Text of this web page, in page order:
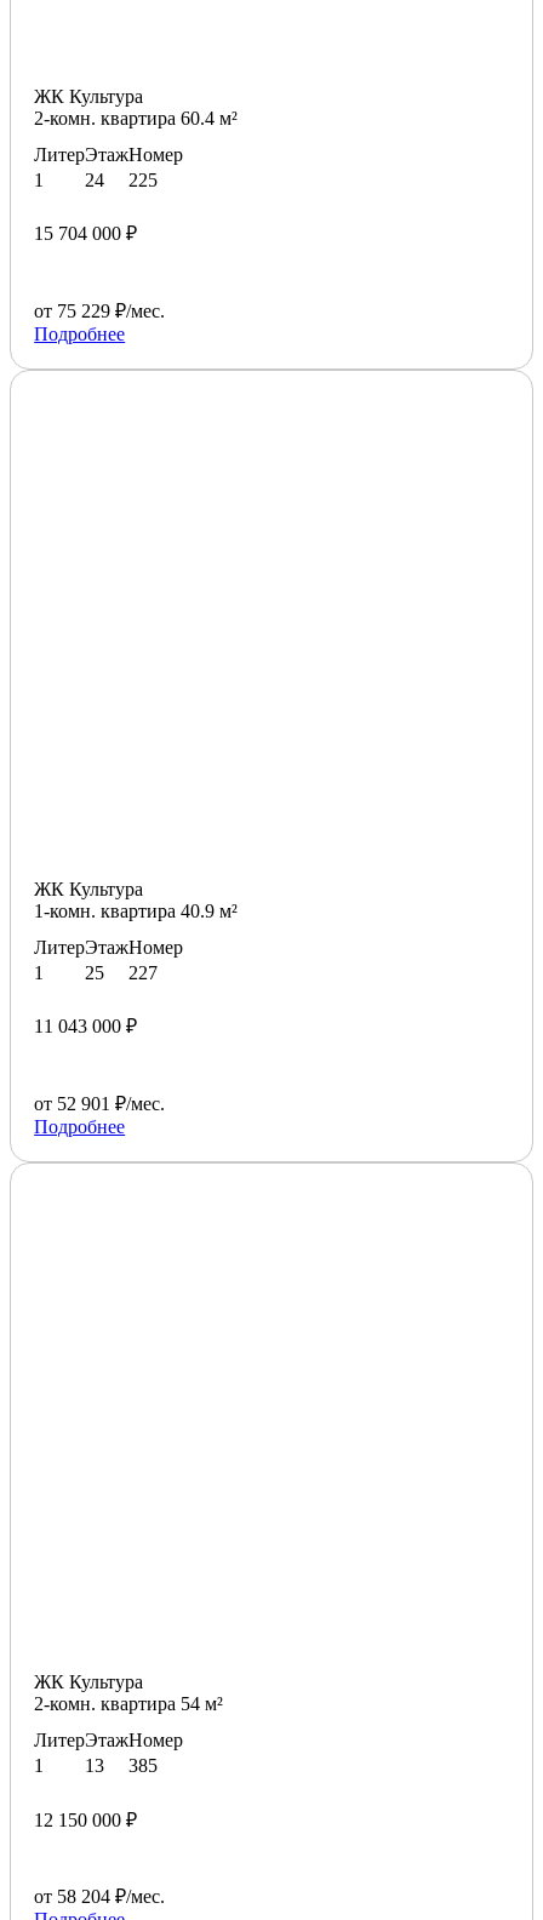
ЖК Культура
2-комн. квартира 60.4 м²
Литер
1
Этаж
24
Номер
225
15 704 000 ₽
от 75 229 ₽/мес.
Подробнее
ЖК Культура
1-комн. квартира 40.9 м²
Литер
1
Этаж
25
Номер
227
11 043 000 ₽
от 52 901 ₽/мес.
Подробнее
ЖК Культура
2-комн. квартира 54 м²
Литер
1
Этаж
13
Номер
385
12 150 000 ₽
от 58 204 ₽/мес.